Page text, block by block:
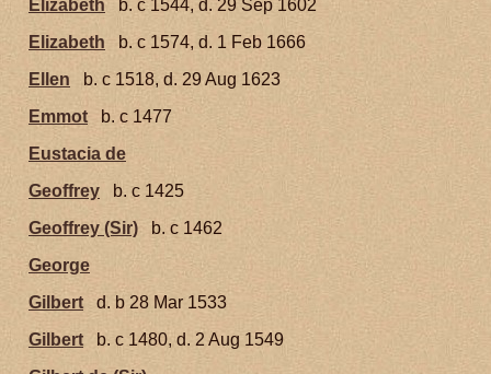
Elizabeth
b. c 1544, d. 29 Sep 1602
Elizabeth
b. c 1574, d. 1 Feb 1666
Ellen
b. c 1518, d. 29 Aug 1623
Emmot
b. c 1477
Eustacia de
Geoffrey
b. c 1425
Geoffrey (Sir)
b. c 1462
George
Gilbert
d. b 28 Mar 1533
Gilbert
b. c 1480, d. 2 Aug 1549